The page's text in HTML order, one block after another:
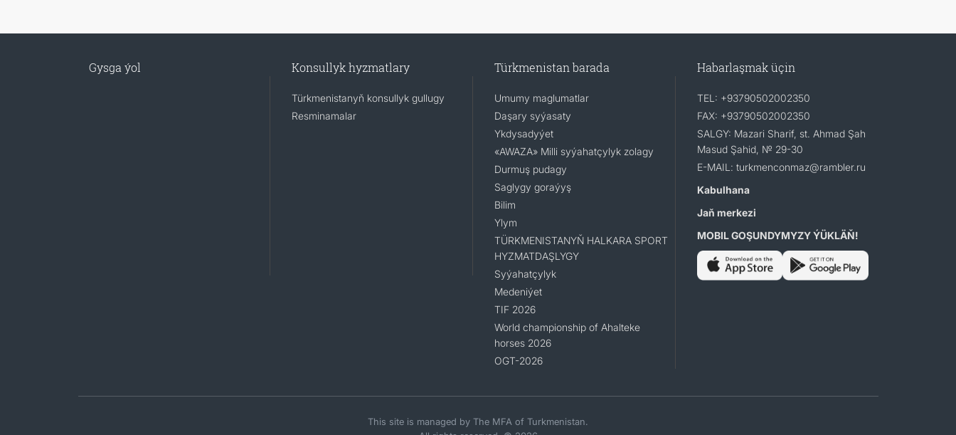
Gysga ýol Konsullyk hyzmatlary
Türkmenistanyň konsullyk gullugy
Resminamalar
Türkmenistan barada
Umumy maglumatlar
Daşary syýasaty
Ykdysadyýet
«AWAZA» Milli syýahatçylyk zolagy
Durmuş pudagy
Saglygy goraýyş
Bilim
Ylym
TÜRKMENISTANYŇ HALKARA SPORT
HYZMATDAŞLYGY
Syýahatçylyk
Medeniýet
TIF 2026
World championship of Ahalteke
horses 2026
OGT-2026
Habarlaşmak üçin
TEL: +93790502002350
FAX: +93790502002350
SALGY: Mazari Sharif, st. Ahmad Şah
Masud Şahid, № 29-30
E-MAIL: turkmenconmaz@rambler.ru
Kabulhana
Jaň merkezi
MOBIL GOŞUNDYMYZY ÝÜKLÄŇ!
This site is managed by The MFA of Turkmenistan.